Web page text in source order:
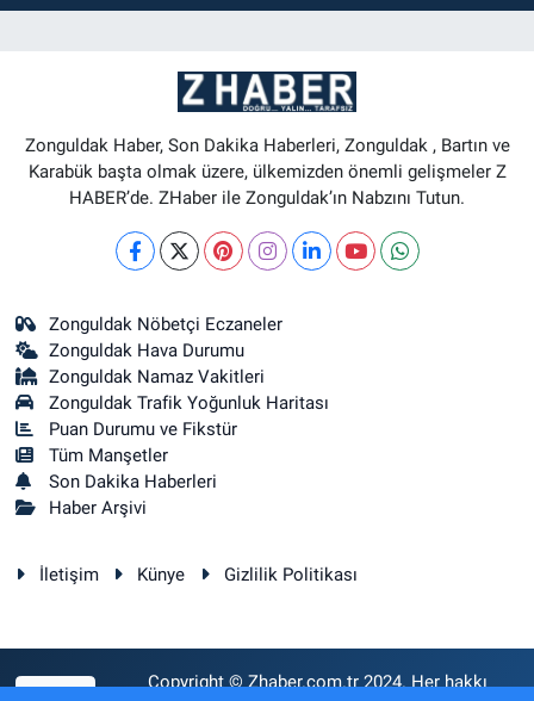
Zonguldak Haber, Son Dakika Haberleri, Zonguldak , Bartın ve
Karabük başta olmak üzere, ülkemizden önemli gelişmeler Z
HABER’de. ZHaber ile Zonguldak’ın Nabzını Tutun.
Zonguldak Nöbetçi Eczaneler
Zonguldak Hava Durumu
Zonguldak Namaz Vakitleri
Zonguldak Trafik Yoğunluk Haritası
Puan Durumu ve Fikstür
Tüm Manşetler
Son Dakika Haberleri
Haber Arşivi
İletişim Künye Gizlilik Politikası
Copyright © Zhaber.com.tr 2024. Her hakkı